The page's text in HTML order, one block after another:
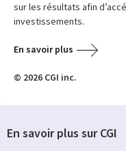
sur les résultats afin
investissements.
En savoir plus
© 2026 CGI inc.
En savoir plus sur CGI